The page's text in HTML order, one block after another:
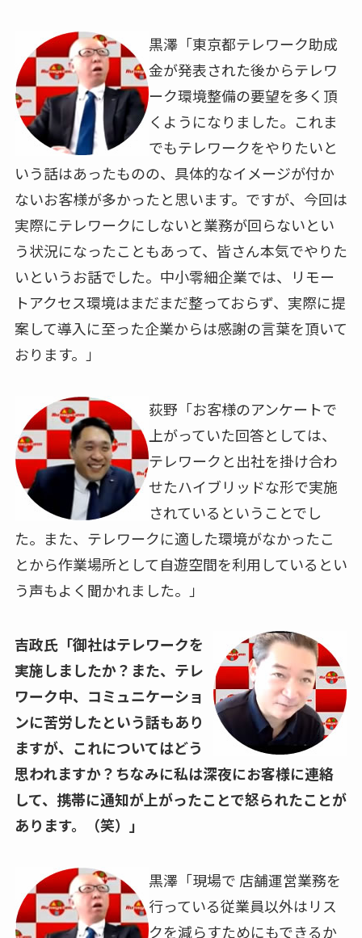
黒澤「東京都テレワーク助成
金が発表された後からテレワ
ーク環境整備の要望を多く頂
くようになりました。これま
でもテレワークをやりたいと
いう話はあったものの、具体的なイメージが付か
ないお客様が多かったと思います。ですが、今回は
実際にテレワークにしないと業務が回らないとい
う状況になったこともあって、皆さん本気でやりた
いというお話でした。中小零細企業では、リモー
トアクセス環境はまだまだ整っておらず、実際に提
案して導入に至った企業からは感謝の言葉を頂いて
おります。」
荻野「お客様のアンケートで
上がっていた回答としては、
テレワークと出社を掛け合わ
せたハイブリッドな形で実施
されているということでし
た。また、テレワークに適した環境がなかったこ
とから作業場所として自遊空間を利用しているとい
う声もよく聞かれました。」
吉政氏「御社はテレワークを
実施しましたか？ また、テレ
ワーク中、コミュニケーショ
ンに苦労したという話もあり
ますが、これについてはどう
思われますか？ちなみに私は深夜にお客様に連絡
して、携帯に通知が上がったことで怒られたことが
あります。（笑）」
黒澤「現場で 店舗運営業務を
行っている従業員以外はリス
クを減らすためにもできるか